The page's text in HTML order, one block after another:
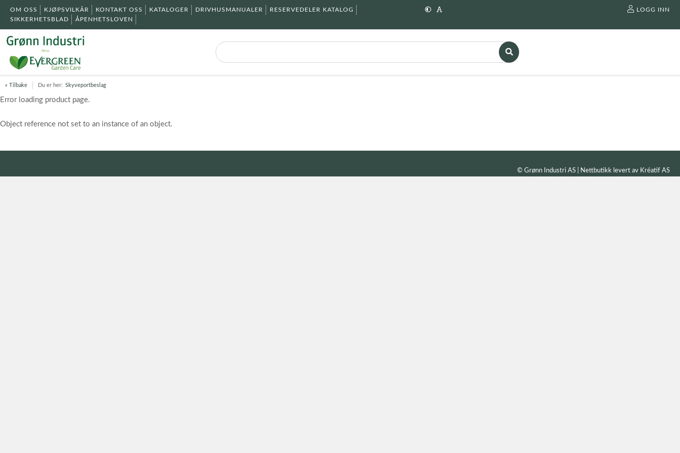
OM OSS KJØPSVILKÅR KONTAKT OSS KATALOGER DRIVHUSMANUALER
RESERVEDELER KATALOG
SIKKERHETSBLAD
ÅPENHETSLOVEN
LOGG INN
« Tilbake Du er her: Skyveportbeslag
Error loading product page.
Object reference not set to an instance of an object.
© Grønn Industri AS | Nettbutikk levert av Kréatif AS